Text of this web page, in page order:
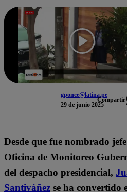
gponce@latina.pe
29 de junio 2025
Compartir
Desde que fue nombrado
Oficina de Monitoreo
del despacho presidencial,
Santiváñez se ha convertido